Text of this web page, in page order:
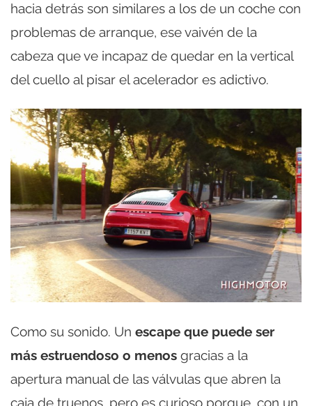
hacia detrás son similares a los de un coche con
problemas de arranque, ese vaivén de la
cabeza que ve incapaz de quedar en la vertical
del cuello al pisar el acelerador es adictivo.
Como su sonido. Un escape que puede ser
más estruendoso o menos gracias a la
apertura manual de las válvulas que abren la
caja de truenos, pero es curioso porque, con un